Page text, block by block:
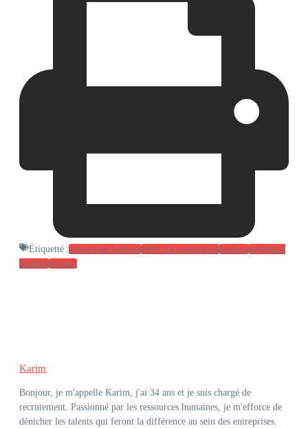
Étiquetté :connexion freeboxfigée sur associationfreeboxproblème
freeboxserveur
Karim
Bonjour, je m'appelle Karim, j'ai 34 ans et je suis chargé de
recrutement. Passionné par les ressources humaines, je m'efforce de
dénicher les talents qui feront la différence au sein des entreprises.